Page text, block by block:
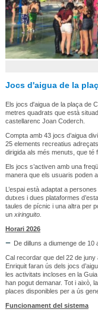
Jocs d'aigua de la
Els jocs d'aigua de la plaça de
metres quadrats que està
castellarenc Joan Coderch.
Compta amb 43 jocs d’aigua
25 elements recreatius
dirigida als més menuts, que té
Els jocs s’activen amb una
manera que els usuaris poden
L’espai està adaptat a
dutxes i dues plataformes
taules de pícnic i una altra per
un xiringuito.
Horari 2026
De dilluns a diumenge de 10
Cal recordar que del 22 de
Enriquit faran ús dels jocs
les activitats incloses en la
han pogut demanar. Tot i això,
places disponibles per a ús
Funcionament del sistema